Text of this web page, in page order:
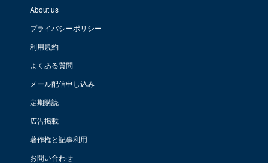
About us
プライバシーポリシー
利用規約
よくある質問
メール配信申し込み
定期購読
広告掲載
著作権と記事利用
お問い合わせ